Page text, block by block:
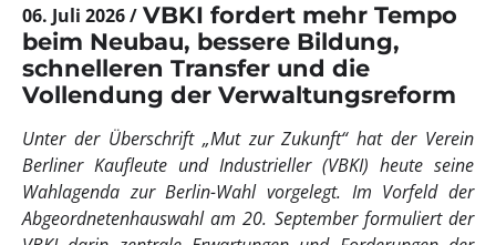
06. Juli 2026
VBKI fordert mehr Tempo
beim Neubau, bessere Bildung,
schnelleren Transfer und die
Vollendung der Verwaltungsreform
Unter der Überschrift „Mut zur Zukunft“ hat der Verein
Berliner Kaufleute und Industrieller (VBKI) heute seine
Wahlagenda zur Berlin-Wahl vorgelegt. Im Vorfeld der
Abgeordnetenhauswahl am 20. September formuliert der